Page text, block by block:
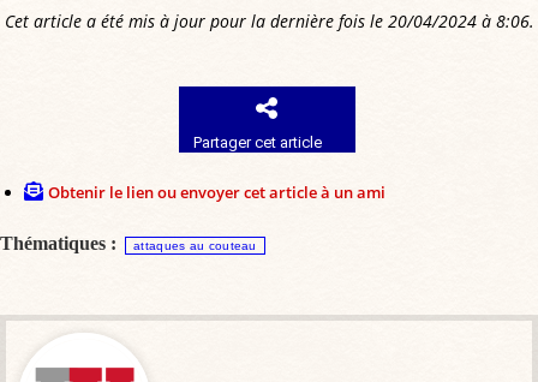
Cet article a été mis à jour pour la dernière fois le 20/04/2024 à 8:06.
Partager cet article
Obtenir le lien ou envoyer cet article à un ami
Thématiques : attaques au couteau